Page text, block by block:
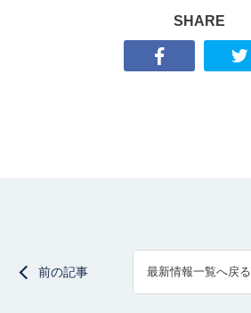
SHARE
前の記事 最新情報一覧へ戻る